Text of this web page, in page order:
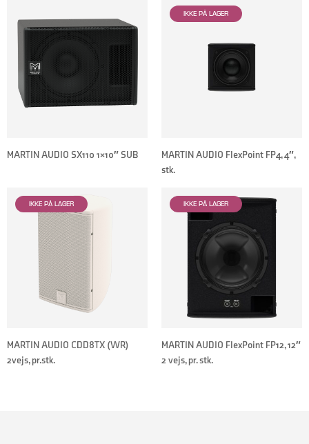
MARTIN AUDIO SX110 1×10″ SUB
MARTIN AUDIO FlexPoint FP4, 4″,
stk.
MARTIN AUDIO CDD8TX (WR)
2vejs, pr.stk.
MARTIN AUDIO FlexPoint FP12, 12″
2 vejs, pr. stk.